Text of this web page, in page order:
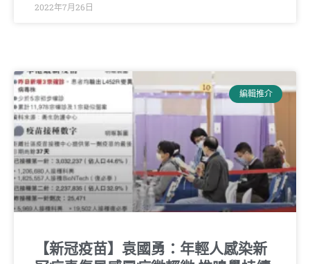
2022年7月26日
編輯推介
【新冠疫苗】袁國勇：年輕人感染新